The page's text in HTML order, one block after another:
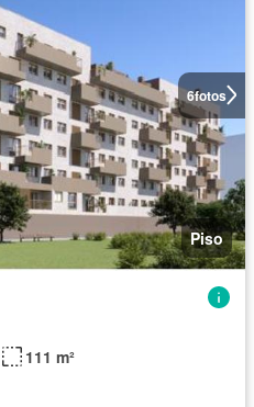
6fotos
Piso
111 m²